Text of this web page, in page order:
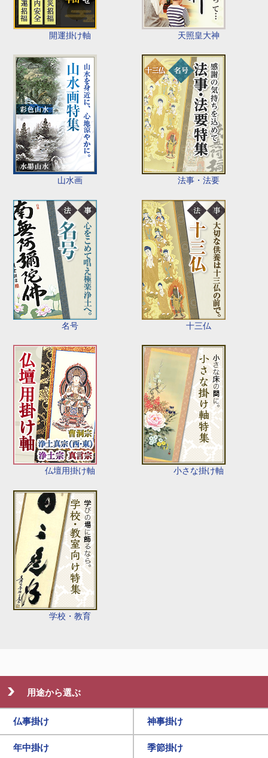
開運掛け軸 天照皇大神
山水画 法事・法要
名号 十三仏
仏壇用掛け軸 小さな掛け軸
学校・教育
用途から選ぶ
仏事掛け 神事掛け
年中掛け 季節掛け